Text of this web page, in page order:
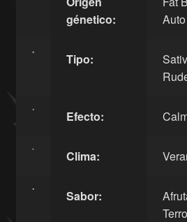
génetico:
Auto
Tipo:
Efecto:
Clima:
Sabor: